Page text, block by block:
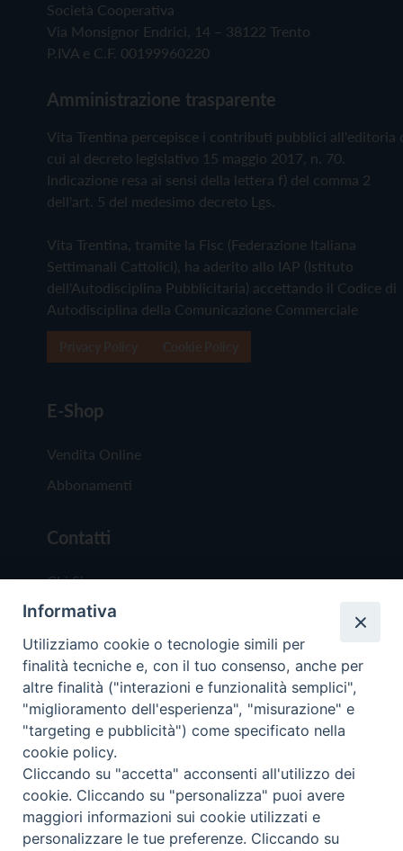
Società Cooperativa
Via Monsignor Endrici, 14 – 38122 Trento
P.IVA e C.F. 00199960220
Amministrazione trasparente
Vita Trentina percepisce i contributi pubblici all'editoria
cui al decreto legislativo 15 maggio 2017, n. 70.
Indicazione resa ai sensi della lettera f) del comma 2
dell'art. 5 del medesimo decreto Lgs.
Vita Trentina, tramite la Fisc (Federazione Italiana
Settimanali Cattolici), ha aderito allo IAP (Istituto
dell'Autodisciplina Pubblicitaria) accettando il Codice di
Autodisciplina della Comunicazione Commerciale
E-Shop
Vendita Online
Abbonamenti
Contatti
Chi Siamo
Redazione
Scrivici
Copyright © 2019 - Tutti i diritti riservati - Vita
Trentina Editrice
Privacy Policy
Informativa
Utilizziamo cookie o tecnologie simili per
finalità tecniche e, con il tuo consenso, anche per
altre finalità ("interazioni e funzionalità semplici",
"miglioramento dell'esperienza", "misurazione" e
"targeting e pubblicità") come specificato nella
cookie policy.
Cliccando su "accetta" acconsenti all'utilizzo dei
cookie. Cliccando su "personalizza" puoi avere
maggiori informazioni sui cookie utilizzati e
personalizzare le tue preferenze. Cliccando su